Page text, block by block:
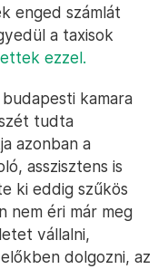
enged számlát
a taxisok
ezzel.
kamara
tudta
azonban a
asszisztens is
ki eddig szűkös
nem éri már meg
vállalni,
dolgozni, az